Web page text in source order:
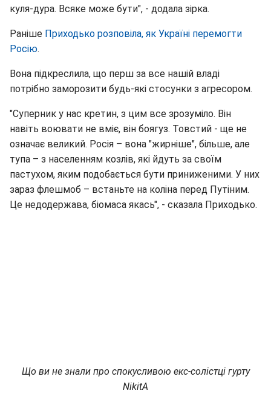
куля-дура. Всяке може бути", - додала зірка.
Раніше Приходько розповіла, як Україні перемогти
Росію.
Вона підкреслила, що перш за все нашій владі
потрібно заморозити будь-які стосунки з агресором.
"Суперник у нас кретин, з цим все зрозуміло. Він
навіть воювати не вміє, він боягуз. Товстий - ще не
означає великий. Росія – вона "жирніше", більше, але
тупа – з населенням козлів, які йдуть за своїм
пастухом, яким подобається бути приниженими. У них
зараз флешмоб – встаньте на коліна перед Путіним.
Це недодержава, біомаса якась", - сказала Приходько.
Що ви не знали про спокусливою екс-солістці гурту
NikitA